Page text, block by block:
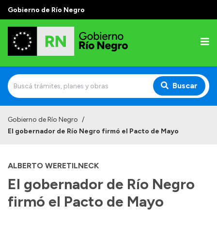
Gobierno de Río Negro
Buscar
Discursos en la Legislatura
Casa de Gobierno
Gobierno de Río Negro /
El gobernador de Río Negro firmó el Pacto de Mayo
ALBERTO WERETILNECK
El gobernador de Río Negro
firmó el Pacto de Mayo